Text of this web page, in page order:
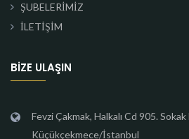
ŞUBELERİMİZ
İLETİŞİM
BIZE ULAŞIN
Fevzi Çakmak, Halkalı Cd 905.
Küçükçekmece/İstanbul